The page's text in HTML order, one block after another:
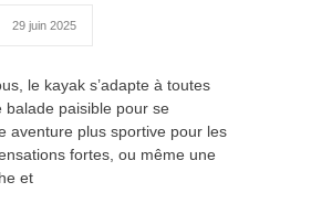
29 juin 2025
le kayak s’adapte à toutes
balade paisible pour se
aventure plus sportive pour les
fortes, ou même une
et